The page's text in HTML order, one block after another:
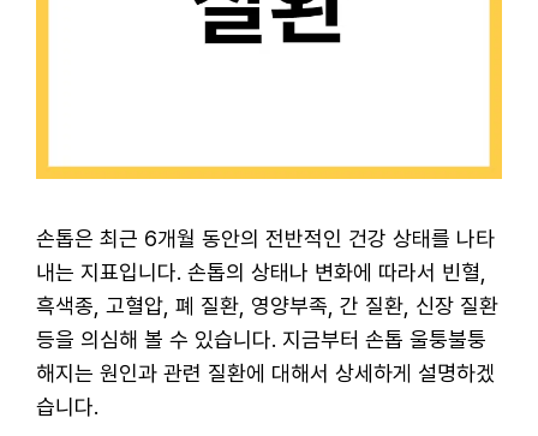
손톱은 최근 6개월 동안의 전반적인 건강 상태를 나타
내는 지표입니다. 손톱의 상태나 변화에 따라서 빈혈,
흑색종, 고혈압, 폐 질환, 영양부족, 간 질환, 신장 질환
등을 의심해 볼 수 있습니다. 지금부터 손톱 울퉁불퉁
해지는 원인과 관련 질환에 대해서 상세하게 설명하겠
습니다.